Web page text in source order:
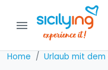
menu
Home Urlaub mit